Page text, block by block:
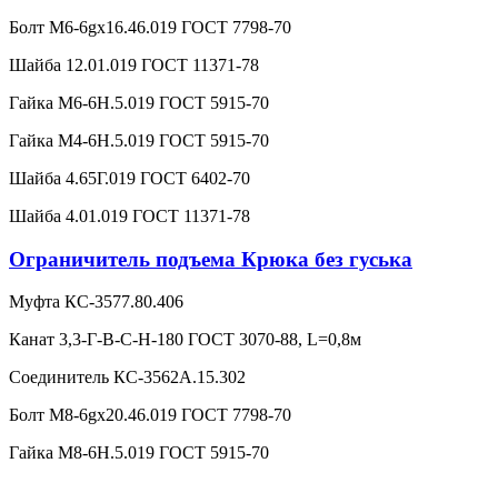
Болт М6-6gx16.46.019 ГОСТ 7798-70
Шайба 12.01.019 ГОСТ 11371-78
Гайка М6-6Н.5.019 ГОСТ 5915-70
Гайка М4-6Н.5.019 ГОСТ 5915-70
Шайба 4.65Г.019 ГОСТ 6402-70
Шайба 4.01.019 ГОСТ 11371-78
Ограничитель подъема Крюка без гуська
Муфта КС-3577.80.406
Канат 3,3-Г-В-С-Н-180 ГОСТ 3070-88, L=0,8м
Соединитель КС-3562А.15.302
Болт М8-6gx20.46.019 ГОСТ 7798-70
Гайка М8-6Н.5.019 ГОСТ 5915-70